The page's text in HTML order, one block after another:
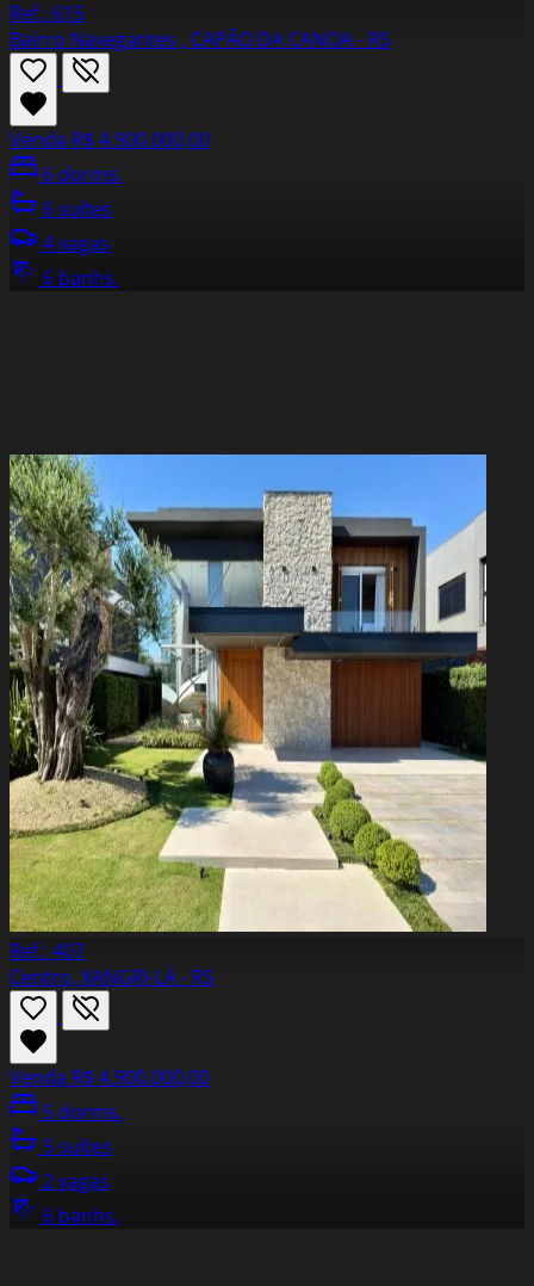
Ref.: 615
Bairro Navegantes , CAPÃO DA CANOA - RS
Venda R$ 4.900.000,00
6 dorms.
6 suítes
4 vagas
6 banhs.
Ref.: 407
Centro, XANGRI-LÁ - RS
Venda R$ 4.900.000,00
5 dorms.
5 suítes
2 vagas
6 banhs.